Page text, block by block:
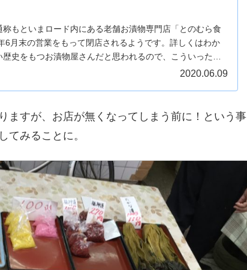
もといまロード内にある老舗お漬物専門店「とのむら食
6月末の営業をもって閉店されるようです。詳しくはわか
史をもつお漬物屋さんだと思われるので、こういった歴
2020.06.09
ますが、お店が無くなってしまう前に！という事
てみることに。